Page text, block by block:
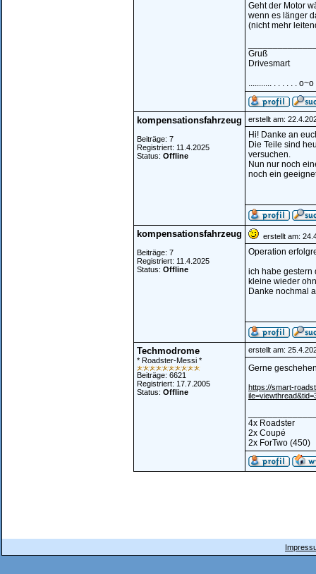
Geht der Motor
wenn es länger
(nicht mehr
Gruß
Drivesmart
........... . . . . . . o~o
kompensationsfahrzeug
Beiträge: 7
Registriert: 11.4.2025
Status: Offline
erstellt am:
Hi! Danke an
Die Teile sind
versuchen.
Nun nur noch
noch ein
kompensationsfahrzeug
Beiträge: 7
Registriert: 11.4.2025
Status: Offline
erstellt am:
Operation
ich habe gestern
kleine wieder
Danke nochmal
Techmodrome
* Roadster-Messi *
Beiträge: 6621
Registriert: 17.7.2005
Status: Offline
erstellt am:
Gerne
https://smart-
4x Roadster
2x Coupé
2x ForTwo (450)